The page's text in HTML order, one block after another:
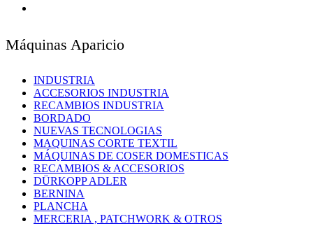
Máquinas Aparicio
INDUSTRIA
ACCESORIOS INDUSTRIA
RECAMBIOS INDUSTRIA
BORDADO
NUEVAS TECNOLOGIAS
MAQUINAS CORTE TEXTIL
MÁQUINAS DE COSER DOMESTICAS
RECAMBIOS & ACCESORIOS
DÜRKOPP ADLER
BERNINA
PLANCHA
MERCERIA , PATCHWORK & OTROS